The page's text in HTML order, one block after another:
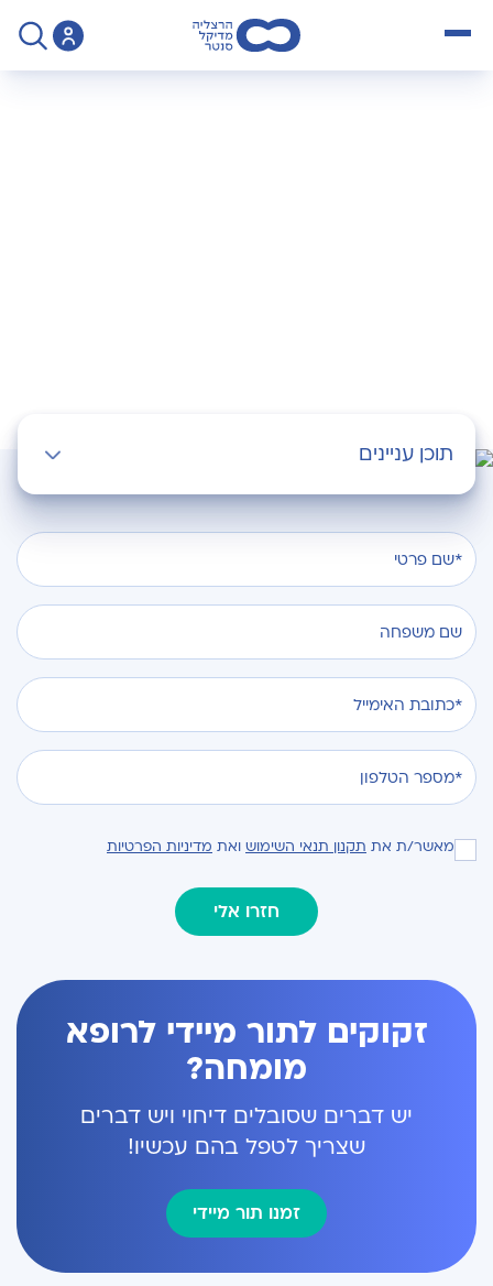
תוכן עניינים
מאשר/ת את תקנון תנאי השימוש ואת מדיניות הפרטיות
זקוקים לתור מיידי לרופא
מומחה?
יש דברים שסובלים דיחוי ויש דברים
שצריך לטפל בהם עכשיו!
זמנו תור מיידי